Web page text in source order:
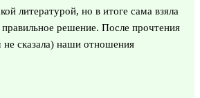
литературой, но в итоге сама взяла
решение. После прочтения
не сказала) наши отношения